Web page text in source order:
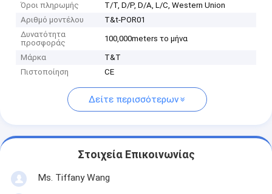
Όροι πληρωμής
T/T, D/P, D/A, L/C, Western Union
Αριθμό μοντέλου
T&t-POR01
Δυνατότητα
προσφοράς
100,000meters το μήνα
Μάρκα
T&T
Πιστοποίηση
CE
Δείτε περισσότερων
Στοιχεία Επικοινωνίας
Ms. Tiffany Wang